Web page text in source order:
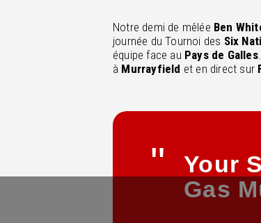
Notre demi de mêlée Ben
journée du Tournoi des Six
équipe face au Pays de Galles
à Murrayfield et en direct sur
Your
Gas